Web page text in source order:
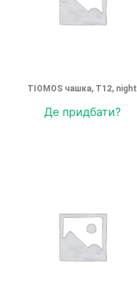
TIOMOS чашка, T12, night
Де придбати?